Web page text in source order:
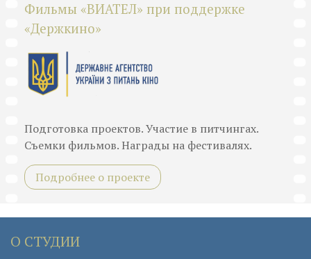
Фильмы «ВИАТЕЛ» при поддержке
«Держкино»
Подготовка проектов. Участие в питчингах.
Съемки фильмов. Награды на фестивалях.
Подробнее о проекте
О СТУДИИ